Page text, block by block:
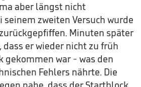
aber längst nicht
seinem zweiten Versuch wurde
Minuten später
er wieder nicht zu früh
gekommen war - was den
Fehlers nährte. Die